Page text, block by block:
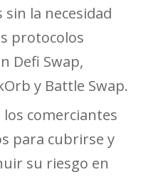
la necesidad
protocolos
Defi Swap,
y Battle Swap.
comerciantes
para cubrirse y
su riesgo en